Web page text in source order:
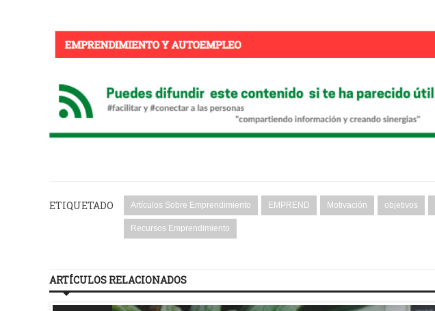
ETIQUETADO Artículos Sobre Emprendimiento EMPREND Motivación objetivos
Recursos Emprendimiento
ARTÍCULOS RELACIONADOS